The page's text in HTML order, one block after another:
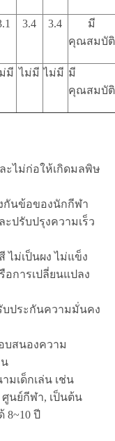
3.4 3.4
มี
คุณสมบัติ
มี ไม่มี ไม่มี มี
คุณสมบัติ
ะไม่ก่อให้เกิดมลพิษ
กันข้อของนักกีฬา
ะปรับปรุงความเร็ว
ม่เป็นผง ไม่แข็ง
การเปลี่ยนแปลง
บประกันความมั่นคง
บสนองความ
มเด็กเล่น เช่น
ศูนย์กีฬา, เป็นต้น
8~10 ปี